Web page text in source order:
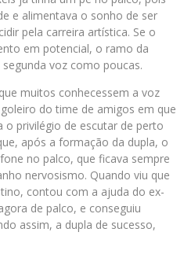
e alimentava o sonho de ser
pela carreira artística. Se o
em potencial, o ramo da
voz como poucas.
muitos conhecessem a voz
do time de amigos em que
o privilégio de escutar de perto
após a formação da dupla, o
no palco, que ficava sempre
nervosismo. Quando viu que
contou com a ajuda do ex-
de palco, e conseguiu
assim, a dupla de sucesso,